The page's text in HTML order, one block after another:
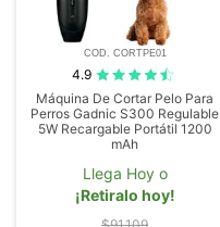
COD. CORTPE01
4.9
Máquina De Cortar Pelo Para
Perros Gadnic S300 Regulable
5W Recargable Portátil 1200
mAh
Llega Hoy o
¡Retiralo hoy!